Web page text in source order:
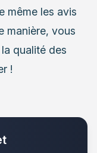
même les avis
manière, vous
qualité des
!